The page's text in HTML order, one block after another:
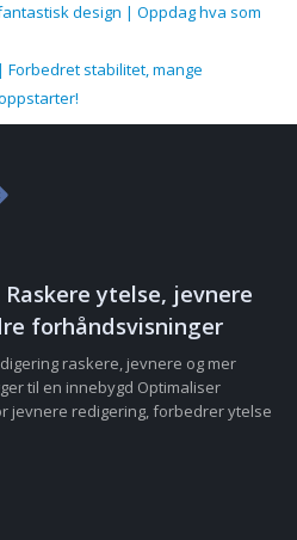
design | Oppdag hva som
Forbedret stabilitet, mange
Raskere ytelse, jevnere
forhåndsvisninger
raskere, jevnere og mer
til en innebygd Optimaliser
jevnere redigering, forbedrer ytelse